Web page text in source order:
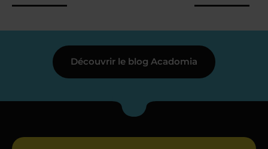
Découvrir le blog Acadomia